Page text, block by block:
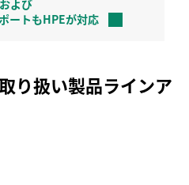
よび
ートもHPEが対応
り扱い製品ラインア